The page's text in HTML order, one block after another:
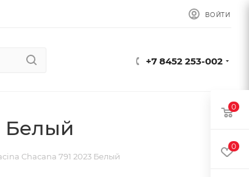
ВОЙТИ
+7 8452 253-002
Белый
Chacana 791 2023 Белый
0
0